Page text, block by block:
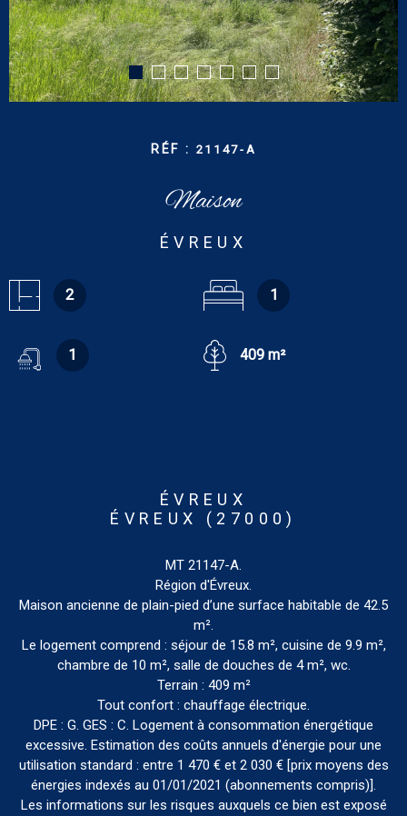
CONTACT
RÉF : 21147-A
Maison
ÉVREUX
2 1
1 409 m²
ÉVREUX
ÉVREUX (27000)
MT 21147-A.
Région d'Évreux.
Maison ancienne de plain-pied d’une surface habitable de 42.5
m².
Le logement comprend : séjour de 15.8 m², cuisine de 9.9 m²,
chambre de 10 m², salle de douches de 4 m², wc.
Terrain : 409 m²
Tout confort : chauffage électrique.
DPE : G. GES : C. Logement à consommation énergétique
excessive. Estimation des coûts annuels d'énergie pour une
utilisation standard : entre 1 470 € et 2 030 € [prix moyens des
énergies indexés au 01/01/2021 (abonnements compris)].
Les informations sur les risques auxquels ce bien est exposé
RECHERCHER